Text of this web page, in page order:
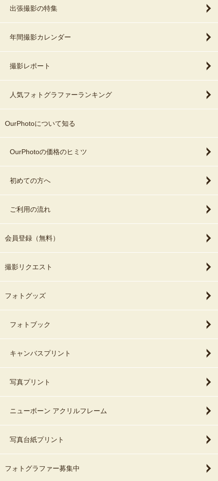
出張撮影の特集
年間撮影カレンダー
撮影レポート
人気フォトグラファーランキング
OurPhotoについて知る
OurPhotoの価格のヒミツ
初めての方へ
ご利用の流れ
会員登録（無料）
撮影リクエスト
フォトグッズ
フォトブック
キャンバスプリント
写真プリント
ニューボーン アクリルフレーム
写真台紙プリント
フォトグラファー募集中